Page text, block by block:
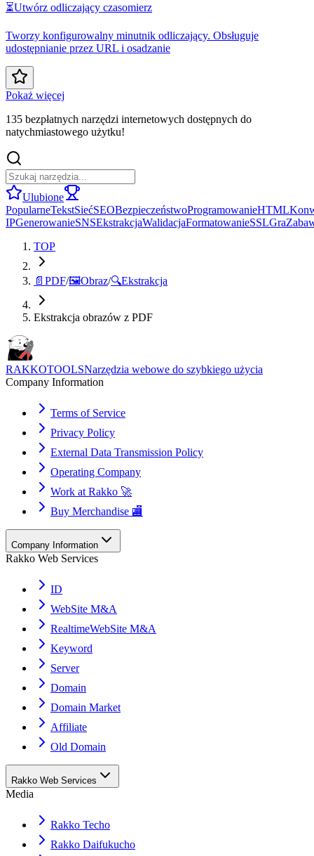
⏳Utwórz odliczający czasomierz
Tworzy konfigurowalny minutnik odliczający. Obsługuje
udostępnianie przez URL i osadzanie
Pokaż więcej
135 bezpłatnych narzędzi internetowych dostępnych do
natychmiastowego użytku!
Ulubione
PopularneTekstSiećSEOBezpieczeństwoProgramowanieHTML
IPGenerowanieSNSEkstrakcjaWalidacjaFormatowanieSSLGra
TOP
📄 PDF/🖼️Obraz/🔍Ekstrakcja
Ekstrakcja obrazów z PDF
RAKKOTOOLSNarzędzia webowe do szybkiego użycia
Company Information
Terms of Service
Privacy Policy
External Data Transmission Policy
Operating Company
Work at Rakko 🚀
Buy Merchandise 🏬
Company Information
Rakko Web Services
ID
WebSite M&A
RealtimeWebSite M&A
Keyword
Server
Domain
Domain Market
Affiliate
Old Domain
Rakko Web Services
Media
Rakko Techo
Rakko Daifukucho